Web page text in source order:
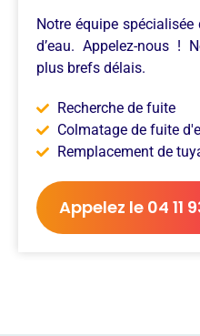
Notre équipe
d’eau. Appelez-nous !
plus brefs délais.
Recherche de fuite
Colmatage de fuite
Remplacement de
Appelez le 04 11